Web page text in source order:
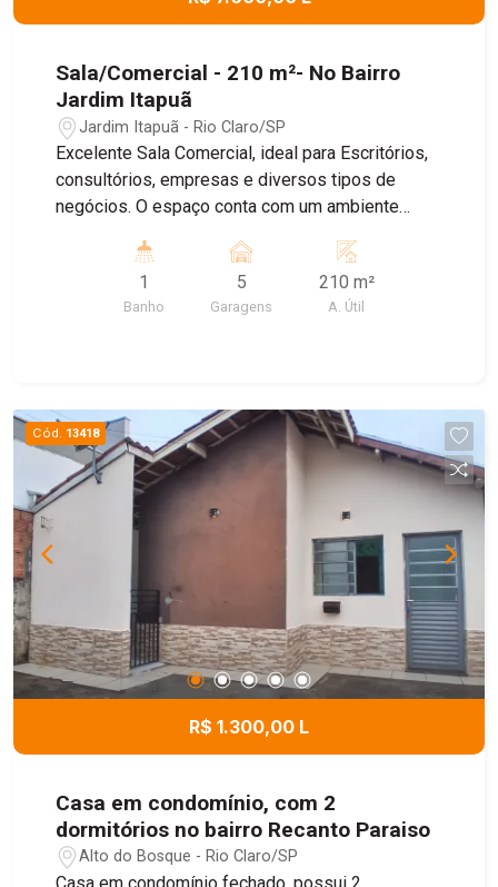
Sala/Comercial - 210 m²- No Bairro
Jardim Itapuã
Jardim Itapuã - Rio Claro/SP
Excelente Sala Comercial, ideal para Escritórios,
consultórios, empresas e diversos tipos de
negócios. O espaço conta com um ambiente
condicionado, proporcionando mais conforto para
o dia dia , e Sistema de energia solar, garantindo
maior economia e sustentabilidade. Agende uma
1
Banho
5
Garagens
210 m²
A. Útil
Cód. 13418
R$ 1.300,00 L
Casa em condomínio, com 2
dormitórios no bairro Recanto Paraiso
Alto do Bosque - Rio Claro/SP